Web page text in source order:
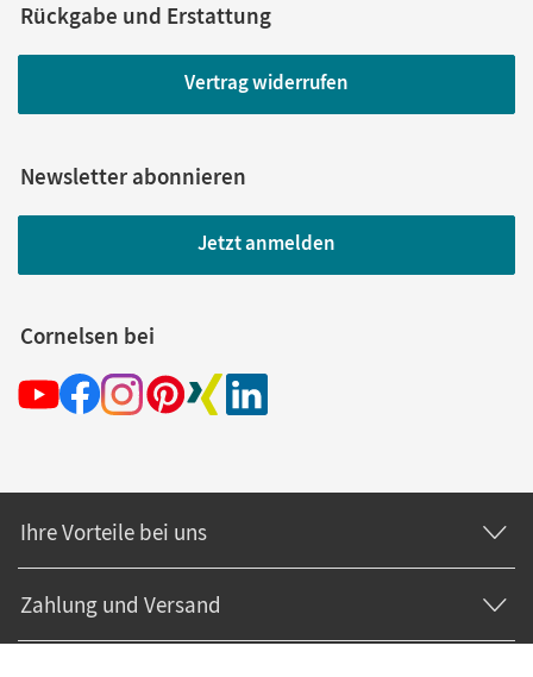
Rückgabe und Erstattung
Vertrag widerrufen
Newsletter abonnieren
Jetzt anmelden
Cornelsen bei
Ihre Vorteile bei uns
Zahlung und Versand